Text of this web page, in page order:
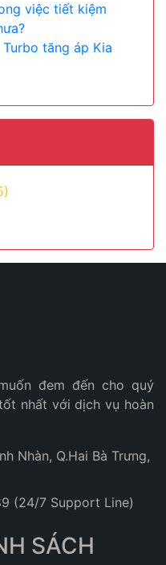
việc tiết kiệm
tăng áp Kia
đem đến cho quý
nhất với dịch vụ hoàn
Nhàn, Q.Hai Bà Trưng,
(24/7 Support Line)
SÁCH